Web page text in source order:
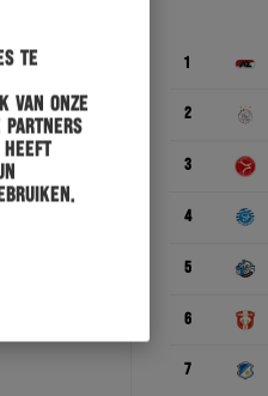
te
van onze
partners
heeft
1
2
3
4
5
6
7